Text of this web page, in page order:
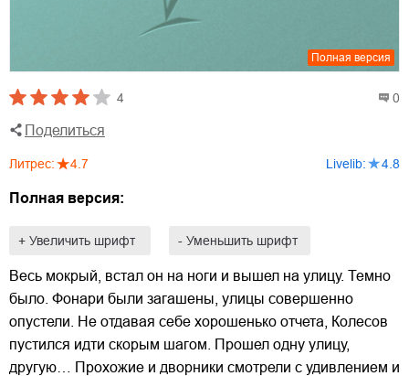
Полная версия
4 0
Поделиться
Литрес: 4.7 Livelib: 4.8
Полная версия:
+ Увеличить шрифт - Уменьшить шрифт
Весь мокрый, встал он на ноги и вышел на улицу. Темно
было. Фонари были загашены, улицы совершенно
опустели. Не отдавая себе хорошенько отчета, Колесов
пустился идти скорым шагом. Прошел одну улицу,
другую… Прохожие и дворники смотрели с удивлением и